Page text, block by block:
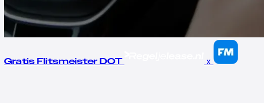
Gratis Flitsmeister DOT x